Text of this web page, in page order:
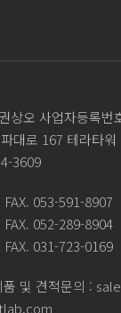
상오 사업자등록번
대로 167 테라타
3609
FAX. 053-591-8907
FAX. 052-289-8904
FAX. 031-723-0169
품 및 견적문의 :